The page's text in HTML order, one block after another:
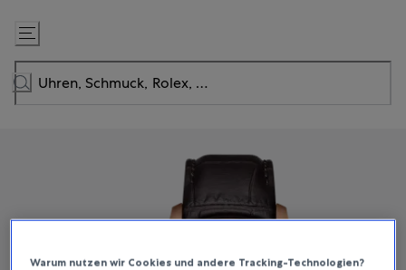
Zum
Inhalt
springen
Warum nutzen wir Cookies und andere Tracking-Technologien?